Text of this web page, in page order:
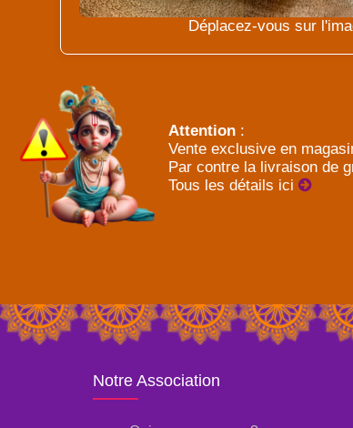
Déplacez-vous sur
Attention :
Vente exclusive en
Par contre la livraison de
Tous les détails ici
Notre Association